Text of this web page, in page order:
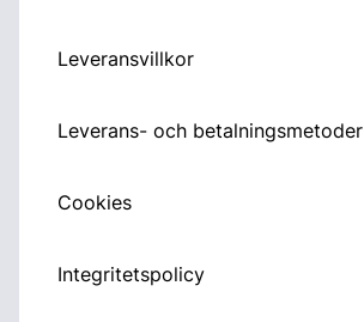
Leveransvillkor
Leverans- och betalningsmetoder
Cookies
Integritetspolicy